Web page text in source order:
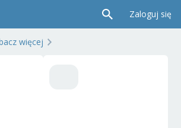
Zaloguj się
więcej